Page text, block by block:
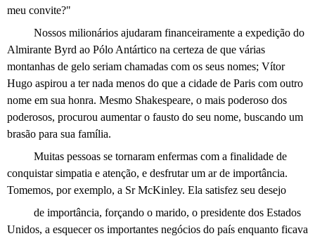
meu convite?"
Nossos milionários ajudaram financeiramente a expedição do
Almirante Byrd ao Pólo Antártico na certeza de que várias
montanhas de gelo seriam chamadas com os seus nomes; Vítor
Hugo aspirou a ter nada menos do que a cidade de Paris com outro
nome em sua honra. Mesmo Shakespeare, o mais poderoso dos
poderosos, procurou aumentar o fausto do seu nome, buscando um
brasão para sua família.
Muitas pessoas se tornaram enfermas com a finalidade de
conquistar simpatia e atenção, e desfrutar um ar de importância.
Tomemos, por exemplo, a Sr McKinley. Ela satisfez seu desejo
de importância, forçando o marido, o presidente dos Estados
Unidos, a esquecer os importantes negócios do país enquanto ficava